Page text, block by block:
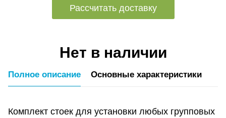
Рассчитать доставку
Нет в наличии
Полное описание Основные характеристики
Комплект стоек для установки любых групповых